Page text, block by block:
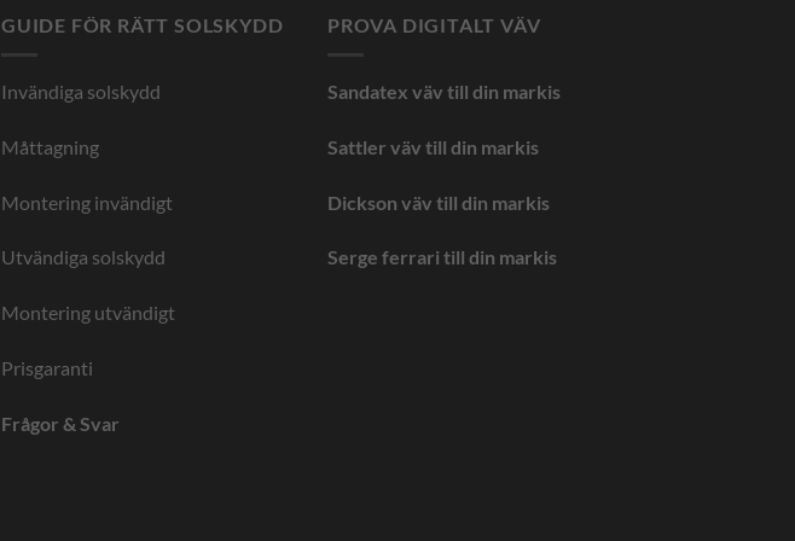
GUIDE FÖR RÄTT SOLSKYDD
Invändiga solskydd
Måttagning
Montering invändigt
Utvändiga solskydd
Montering utvändigt
Prisgaranti
Frågor & Svar
PROVA DIGITALT VÄV
Sandatex väv till din markis
Sattler väv till din markis
Dickson väv till din markis
Serge ferrari till din markis